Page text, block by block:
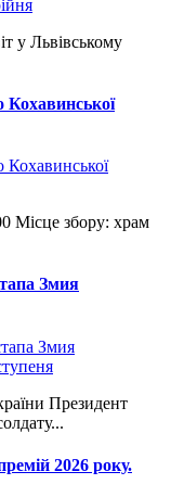
у Львівському
Місце збору: храм
Змия
Президент
2026 року.